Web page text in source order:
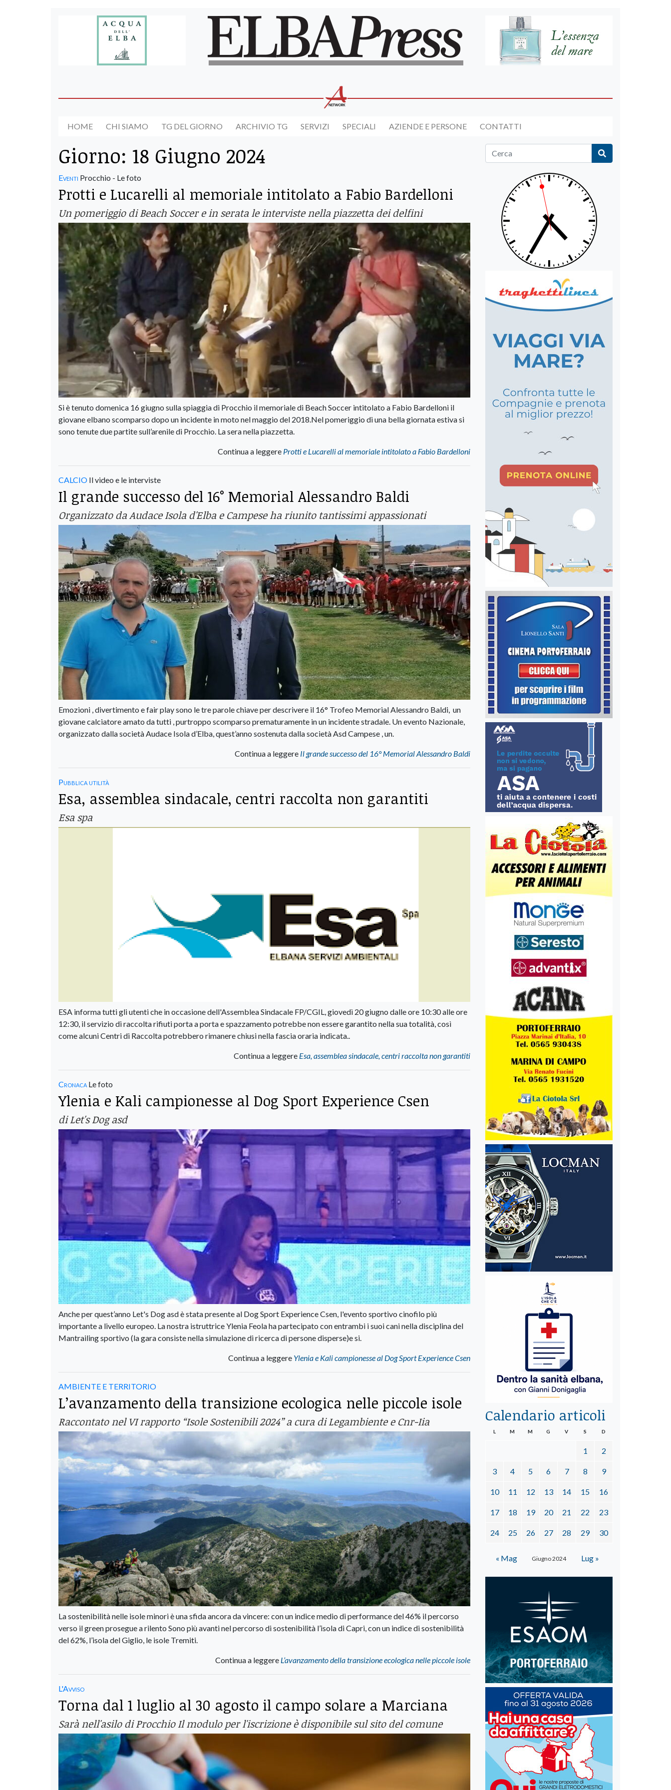
HOME CHI SIAMO TG DEL GIORNO ARCHIVIO TG SERVIZI SPECIALI AZIENDE E PERSONE CONTATTI
Giorno: 18 Giugno 2024
Eventi Procchio - Le foto
Protti e Lucarelli al memoriale intitolato a Fabio Bardelloni
Un pomeriggio di Beach Soccer e in serata le interviste nella piazzetta dei delfini
Si è tenuto domenica 16 giugno sulla spiaggia di Procchio il memoriale di Beach Soccer intitolato a Fabio Bardelloni il
giovane elbano scomparso dopo un incidente in moto nel maggio del 2018.Nel pomeriggio di una bella giornata estiva si
sono tenute due partite sull’arenile di Procchio. La sera nella piazzetta.
Continua a leggere Protti e Lucarelli al memoriale intitolato a Fabio Bardelloni
CALCIO Il video e le interviste
Il grande successo del 16° Memorial Alessandro Baldi
Organizzato da Audace Isola d'Elba e Campese ha riunito tantissimi appassionati
Emozioni , divertimento e fair play sono le tre parole chiave per descrivere il 16° Trofeo Memorial Alessandro Baldi, un
giovane calciatore amato da tutti , purtroppo scomparso prematuramente in un incidente stradale. Un evento Nazionale,
organizzato dalla società Audace Isola d’Elba, quest’anno sostenuta dalla società Asd Campese , un.
Continua a leggere Il grande successo del 16° Memorial Alessandro Baldi
Pubblica utilità
Esa, assemblea sindacale, centri raccolta non garantiti
Esa spa
ESA informa tutti gli utenti che in occasione dell'Assemblea Sindacale FP/CGIL, giovedì 20 giugno dalle ore 10:30 alle ore
12:30, il servizio di raccolta rifiuti porta a porta e spazzamento potrebbe non essere garantito nella sua totalità, così
come alcuni Centri di Raccolta potrebbero rimanere chiusi nella fascia oraria indicata..
Continua a leggere Esa, assemblea sindacale, centri raccolta non garantiti
Cronaca Le foto
Ylenia e Kali campionesse al Dog Sport Experience Csen
di Let's Dog asd
Anche per quest’anno Let's Dog asd è stata presente al Dog Sport Experience Csen, l'evento sportivo cinofilo più
importante a livello europeo. La nostra istruttrice Ylenia Feola ha partecipato con entrambi i suoi cani nella disciplina del
Mantrailing sportivo (la gara consiste nella simulazione di ricerca di persone disperse)e si.
Continua a leggere Ylenia e Kali campionesse al Dog Sport Experience Csen
AMBIENTE E TERRITORIO
L’avanzamento della transizione ecologica nelle piccole isole
Raccontato nel VI rapporto “Isole Sostenibili 2024” a cura di Legambiente e Cnr-Iia
La sostenibilità nelle isole minori è una sfida ancora da vincere: con un indice medio di performance del 46% il percorso
verso il green prosegue a rilento Sono più avanti nel percorso di sostenibilità l’isola di Capri, con un indice di sostenibilità
del 62%, l’isola del Giglio, le isole Tremiti.
Continua a leggere L’avanzamento della transizione ecologica nelle piccole isole
L'Avviso
Torna dal 1 luglio al 30 agosto il campo solare a Marciana
Sarà nell'asilo di Procchio Il modulo per l'iscrizione è disponibile sul sito del comune
Calendario articoli
Giugno 2024
L M M G V S D
1 2
3 4 5 6 7 8 9
10 11 12 13 14 15 16
17 18 19 20 21 22 23
24 25 26 27 28 29 30
« Mag Lug »